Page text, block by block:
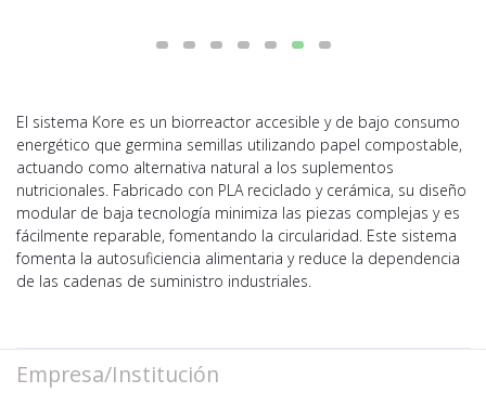
El sistema Kore es un biorreactor accesible y de bajo consumo
energético que germina semillas utilizando papel compostable,
actuando como alternativa natural a los suplementos
nutricionales. Fabricado con PLA reciclado y cerámica, su diseño
modular de baja tecnología minimiza las piezas complejas y es
fácilmente reparable, fomentando la circularidad. Este sistema
fomenta la autosuficiencia alimentaria y reduce la dependencia
de las cadenas de suministro industriales.
Empresa/Institución